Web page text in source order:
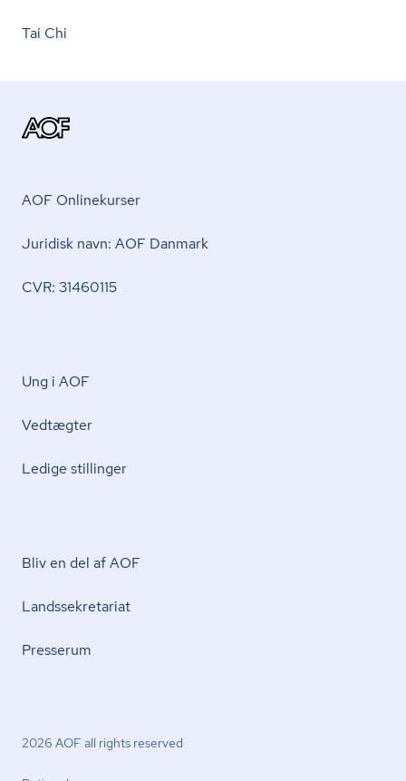
Tai Chi
AOF Onlinekurser
Juridisk navn: AOF Danmark
CVR: 31460115
Ung i AOF
Vedtægter
Ledige stillinger
Bliv en del af AOF
Lands­se­kre­ta­ri­at
Presserum
2026 AOF all rights reserved